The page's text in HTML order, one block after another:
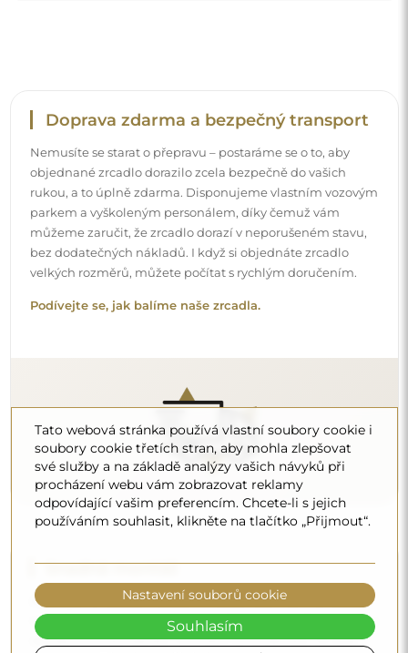
Snadná montáž
Zajišťujeme výrobu a dodání zrcadel, zatímco montáž je
na vaší straně. Vzhledem ke specifičnosti každého prostoru
nenabízíme standardní montážní příslušenství. To vám
nejlépe vyhovují vašim stěnám a potřebám.
Čištění a péče
mikrovlákna a teplá voda. Pokud se rozhodnete pro
specializované přípravky, dbejte na to, aby měly neutrální
pH (kolem 7). Vyhněte se silným čisticím prostředkům
obsahujícím ocet, čpavek nebo silné kyseliny – díky tomu
si zrcadlo zachová krásný odraz po mnoho let.
Tato webová stránka používá vlastní soubory cookie i
soubory cookie třetích stran, aby mohla zlepšovat
své služby a na základě analýzy vašich návyků při
procházení webu vám zobrazovat reklamy
odpovídající vašim preferencím. Chcete-li s jejich
používáním souhlasit, klikněte na tlačítko „Přijmout“.
Nastavení souborů cookie
Souhlasím